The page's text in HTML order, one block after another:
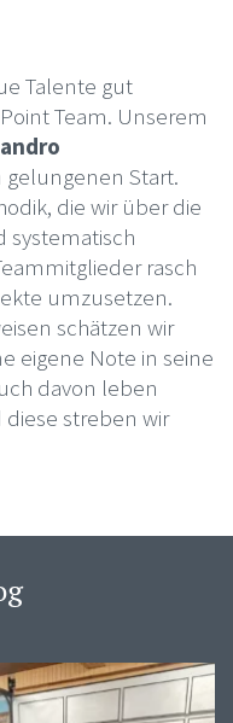
Talente gut
Team. Unserem
Start.
die wir über die
systematisch
rasch
umzusetzen.
schätzen wir
eigene Note in seine
davon leben
streben wir